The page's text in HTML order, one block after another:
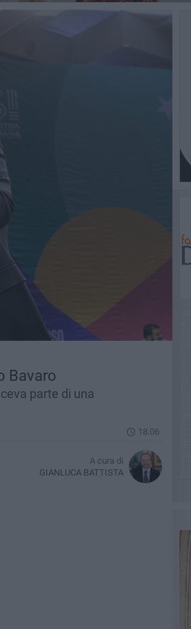
Bavaro
parte di una
18.06
A cura di
GIANLUCA BATTISTA